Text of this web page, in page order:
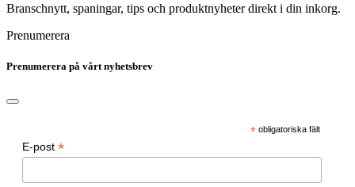
Branschnytt, spaningar, tips och produktnyheter direkt i din inkorg.
Prenumerera
Prenumerera på vårt nyhetsbrev
* obligatoriska fält
E-post *